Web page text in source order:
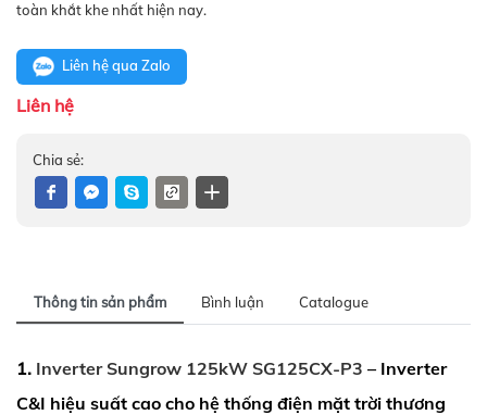
toàn khắt khe nhất hiện nay.
Liên hệ qua Zalo
Liên hệ
Chia sẻ:
Thông tin sản phẩm Bình luận Catalogue
1. Inverter Sungrow 125kW SG125CX-P3 – Inverter
C&I hiệu suất cao cho hệ thống điện mặt trời thương